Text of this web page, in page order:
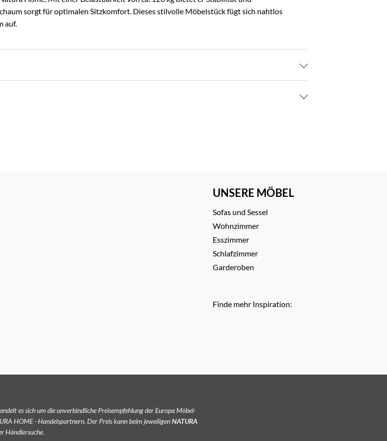
sorgt für optimalen Sitzkomfort. Dieses stilvolle Möbelstück fügt sich nahtlos
auf.
UNSERE MÖBEL
Sofas und Sessel
Wohnzimmer
Esszimmer
Schlafzimmer
Garderoben
Finde mehr Inspiration:
es sich um die unverbindliche Preisempfehlung der Europa Möbel-
HOME - Handelspartnern. Der Preis kann beim jeweiligenNATURA
Händlersuche.